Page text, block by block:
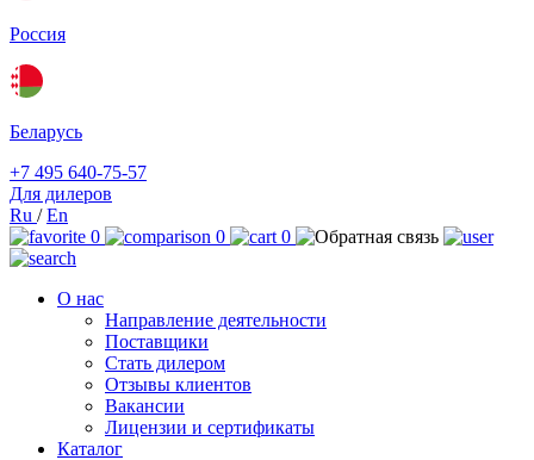
Россия
Беларусь
+7 495 640-75-57
Для дилеров
Ru /En
0
0 0
О нас
Направление деятельности
Поставщики
Стать дилером
Отзывы клиентов
Вакансии
Лицензии и сертификаты
Каталог